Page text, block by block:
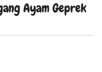
Ayam Geprek